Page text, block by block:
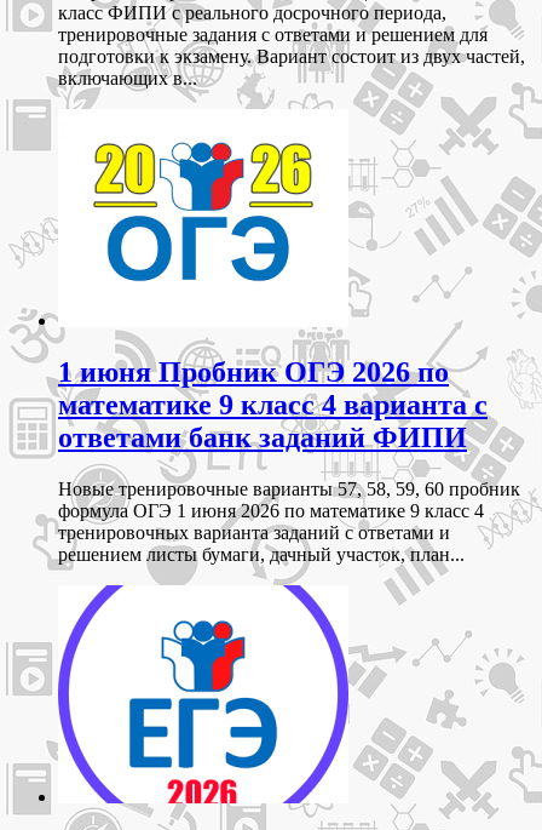
класс ФИПИ с реального досрочного периода,
тренировочные задания с ответами и решением для
подготовки к экзамену. Вариант состоит из двух частей,
включающих в...
1 июня Пробник ОГЭ 2026 по
математике 9 класс 4 варианта с
ответами банк заданий ФИПИ
Новые тренировочные варианты 57, 58, 59, 60 пробник
формула ОГЭ 1 июня 2026 по математике 9 класс 4
тренировочных варианта заданий с ответами и
решением листы бумаги, дачный участок, план...